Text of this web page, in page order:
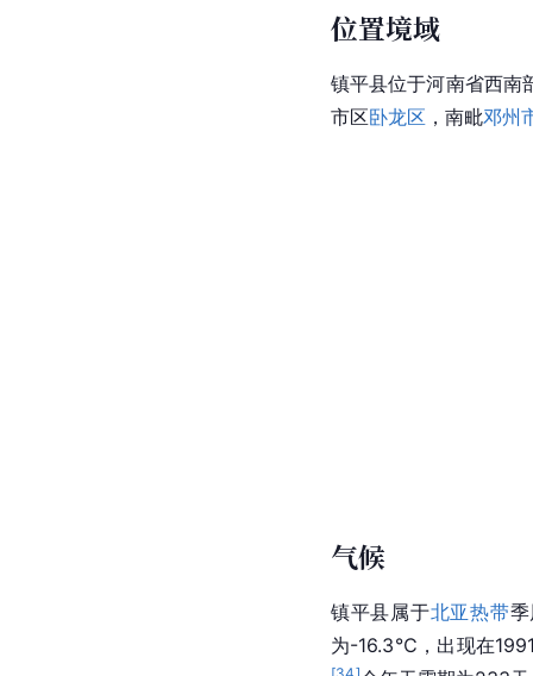
位置境域
镇平县位于河南省西南
市区卧龙区 ，南毗邓州
气候
镇平县属于北亚热带
为-16.3℃，出现在